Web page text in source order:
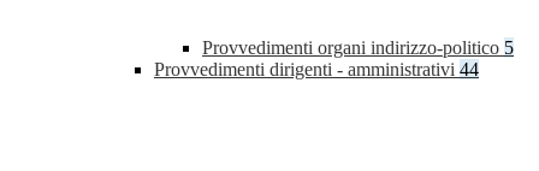
Provvedimenti organi indirizzo-politico 5
Provvedimenti dirigenti - amministrativi 44